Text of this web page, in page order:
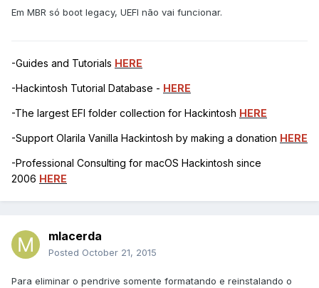
Em MBR só boot legacy, UEFI não vai funcionar.
-Guides and Tutorials HERE
-Hackintosh Tutorial Database - HERE
-The largest EFI folder collection for Hackintosh HERE
-Support Olarila Vanilla Hackintosh by making a donation HERE
-Professional Consulting for macOS Hackintosh since
2006 HERE
mlacerda
Posted October 21, 2015
Para eliminar o pendrive somente formatando e reinstalando o